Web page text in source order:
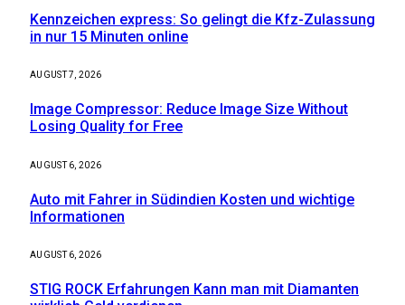
Kennzeichen express: So gelingt die Kfz-Zulassung
in nur 15 Minuten online
AUGUST 7, 2026
Image Compressor: Reduce Image Size Without
Losing Quality for Free
AUGUST 6, 2026
Auto mit Fahrer in Südindien Kosten und wichtige
Informationen
AUGUST 6, 2026
STIG ROCK Erfahrungen Kann man mit Diamanten